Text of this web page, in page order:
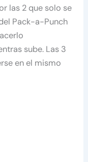
las 2 que solo se
Pack-a-Punch
sube. Las 3
en el mismo